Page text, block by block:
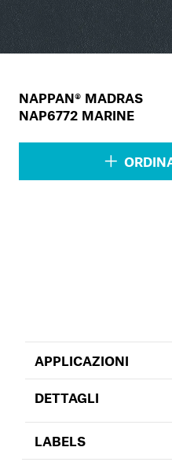
NAPPAN® MADRAS
NAP6772 MARINE
APPLICAZIONI
DETTAGLI
LABELS